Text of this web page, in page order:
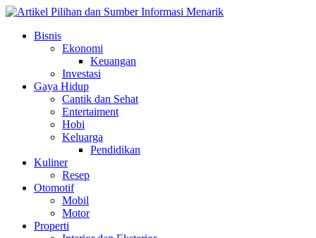
Skip
contentBisnis
Ekonomi
Keuangan
Investasi
Gaya Hidup
Cantik dan Sehat
Entertaiment
Hobi
Keluarga
Pendidikan
Kuliner
Resep
Otomotif
Mobil
Motor
Properti